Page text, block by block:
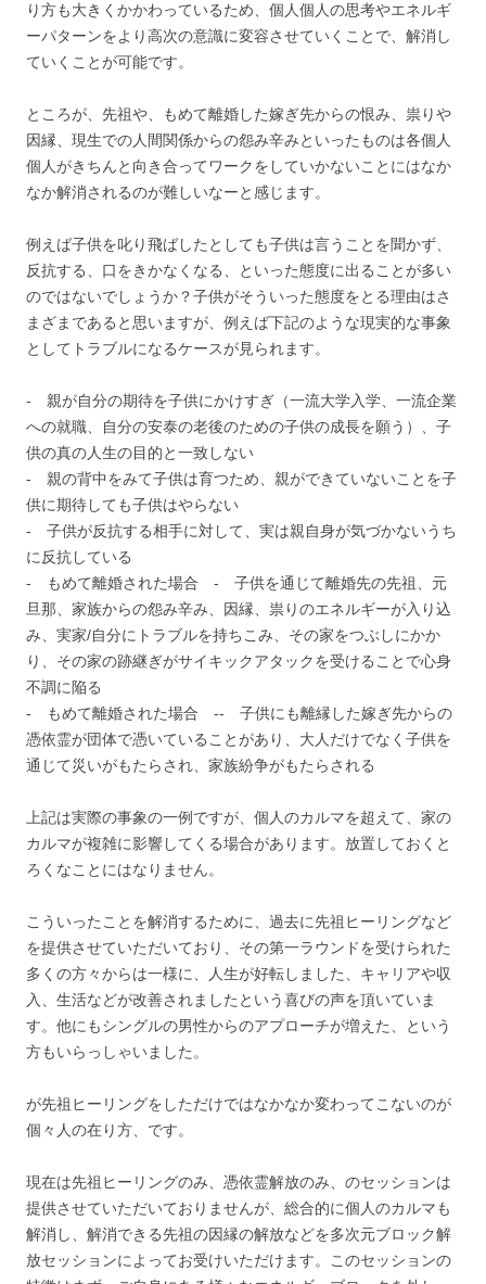
り方も大きくかかわっているため、個人個人の思考やエネルギ
ーパターンをより高次の意識に変容させていくことで、解消し
ていくことが可能です。
ところが、先祖や、もめて離婚した嫁ぎ先からの恨み、祟りや
因縁、現生での人間関係からの怨み辛みといったものは各個人
個人がきちんと向き合ってワークをしていかないことにはなか
なか解消されるのが難しいなーと感じます。
例えば子供を叱り飛ばしたとしても子供は言うことを聞かず、
反抗する、口をきかなくなる、といった態度に出ることが多い
のではないでしょうか？子供がそういった態度をとる理由はさ
まざまであると思いますが、例えば下記のような現実的な事象
としてトラブルになるケースが見られます。
‐ 親が自分の期待を子供にかけすぎ（一流大学入学、一流企業
への就職、自分の安泰の老後のための子供の成長を願う）、子
供の真の人生の目的と一致しない
‐ 親の背中をみて子供は育つため、親ができていないことを子
供に期待しても子供はやらない
‐ 子供が反抗する相手に対して、実は親自身が気づかないうち
に反抗している
‐ もめて離婚された場合 ‐ 子供を通じて離婚先の先祖、元
旦那、家族からの怨み辛み、因縁、祟りのエネルギーが入り込
み、実家/自分にトラブルを持ちこみ、その家をつぶしにかか
り、その家の跡継ぎがサイキックアタックを受けることで心身
不調に陥る
‐ もめて離婚された場合 ‐- 子供にも離縁した嫁ぎ先からの
憑依霊が団体で憑いていることがあり、大人だけでなく子供を
通じて災いがもたらされ、家族紛争がもたらされる
上記は実際の事象の一例ですが、個人のカルマを超えて、家の
カルマが複雑に影響してくる場合があります。放置しておくと
ろくなことにはなりません。
こういったことを解消するために、過去に先祖ヒーリングなど
を提供させていただいており、その第一ラウンドを受けられた
多くの方々からは一様に、人生が好転しました、キャリアや収
入、生活などが改善されましたという喜びの声を頂いていま
す。他にもシングルの男性からのアプローチが増えた、という
方もいらっしゃいました。
が先祖ヒーリングをしただけではなかなか変わってこないのが
個々人の在り方、です。
現在は先祖ヒーリングのみ、憑依霊解放のみ、のセッションは
提供させていただいておりませんが、総合的に個人のカルマも
解消し、解消できる先祖の因縁の解放などを多次元ブロック解
放セッションによってお受けいただけます。このセッションの